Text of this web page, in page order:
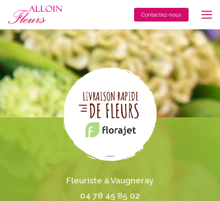
contenu
principal
Contactez-nous
Fleuriste à Vaugneray
04 78 45 85 02